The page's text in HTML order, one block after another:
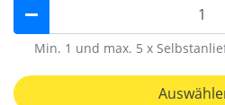
Min. 1 und max. 5 x